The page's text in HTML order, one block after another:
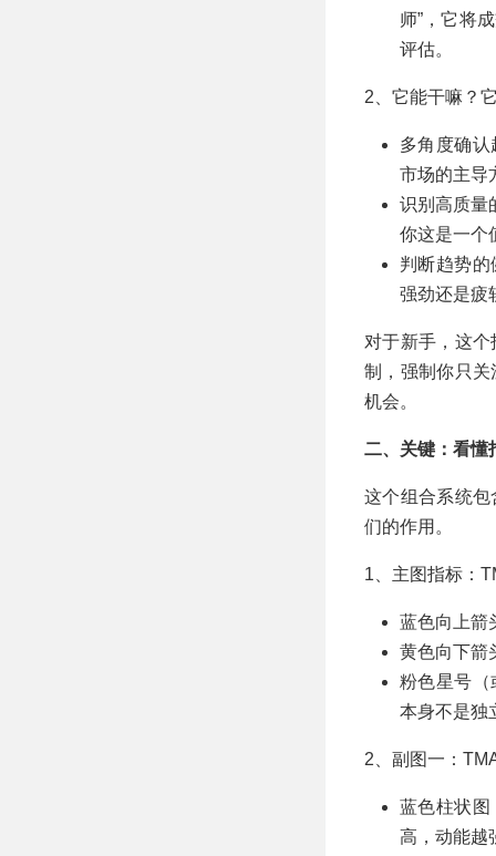
师”，它将
评估。
2、它能干嘛？
多角度确
市场的主导
识别高质量
你这是一个
判断趋势
强劲还是疲
对于新手，这
制，强制你只
机会。
二、关键：看懂
这个组合系统
们的作用。
1、主图指标：
蓝色向上箭
黄色向下箭
粉色星号（
本身不是独
2、副图一：
蓝色柱状图
高，动能越